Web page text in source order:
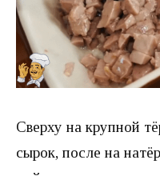
Сверху на крупной
сырок, после на